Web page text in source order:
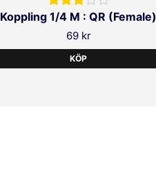
Koppling 1/4 M : QR (Female)
69 kr
KÖP